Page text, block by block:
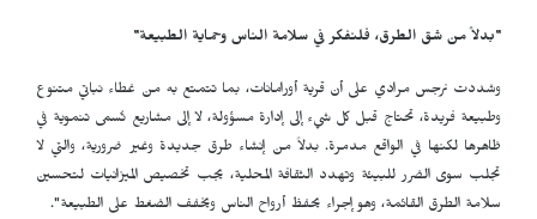
"بدلاً من شق الطرق، فلنفكر في سلامة الناس وحماية الطبيعة"
وشددت نرجس مرادي على أن قرية أورامانات، بما تتمتع به من غطاء نباتي متنوع
وطبيعة فريدة، تحتاج قبل كل شيء إلى إدارة مسؤولة، لا إلى مشاريع تُسمى تنموية في
ظاهرها لكنها في الواقع مدمرة. بدلاً من إنشاء طرق جديدة وغير ضرورية، والتي لا
تجلب سوى الضرر للبيئة وتهدد الثقافة المحلية، يجب تخصيص الميزانيات لتحسين
سلامة الطرق القائمة، وهو إجراء يحفظ أرواح الناس ويخفف الضغط على الطبيعة".